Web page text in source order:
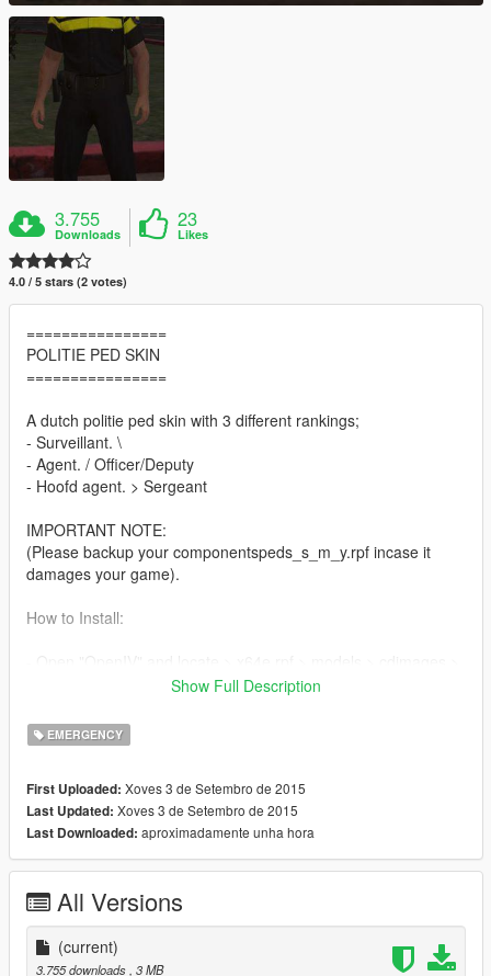
3.755
Downloads
23
Likes
4.0 / 5 stars (2 votes)
================
POLITIE PED SKIN
================
A dutch politie ped skin with 3 different rankings;
- Surveillant. \
- Agent. / Officer/Deputy
- Hoofd agent. > Sergeant
IMPORTANT NOTE:
(Please backup your componentspeds_s_m_y.rpf incase it
damages your game).
How to Install:
"componentspeds_s_m_y.rpf
- Replace the file in the "Files" folder with the file within OpenIV.
Dutch Politie BMW 525D.
https://www.gta5-mods.com/vehicles/politie-bmw-525d
Show Full Description
EMERGENCY
First Uploaded: Xoves 3 de Setembro de 2015
Last Updated: Xoves 3 de Setembro de 2015
Last Downloaded: aproximadamente unha hora
All Versions
(current)
3.755 downloads , 3 MB